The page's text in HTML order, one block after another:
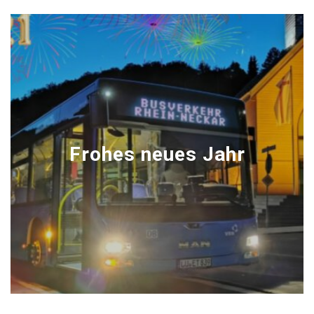
Frohes neues Jahr